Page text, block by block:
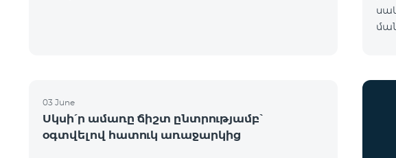
03 June
Սկսի՛ր ամառը ճիշտ ընտրությամբ՝
օգտվելով հատուկ առաջարկից